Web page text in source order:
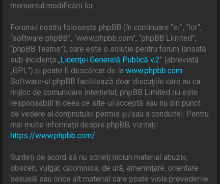
momentul modificării lor.
Forumul nostru foloseşte phpBB (în continuare “ei”, “lor”,
“software phpBB”, “www.phpbb.com”, “phpBB Limited”,
“phpBB Teams”), care este o soluţie pentru forum lansată
sub incidenţa „Licenţei Generală Publică v.2” (abreviată
„GPL”) şi poate fi descărcat de lawww.phpbb.com
Software-ul phpBB facilitează doar discuţiile care au ca
mijloc de comunicare internetul, phpBB Limited nu este
responsabill în ceea ce site-ul acceptă sau nu din punct
de vedere al conţinutului permis şi/sau a conduitei. Pentru
mai multe informaţii despre phpBB, vizitaţi:
https://www.phpbb.com/
Sunteţi de acord să nu scrieţi niciun material abuziv,
obscen, vulgar, calomnios, de ură, ameninţare, orientare-
sexuală sau orice alt material care poate viola prevederile